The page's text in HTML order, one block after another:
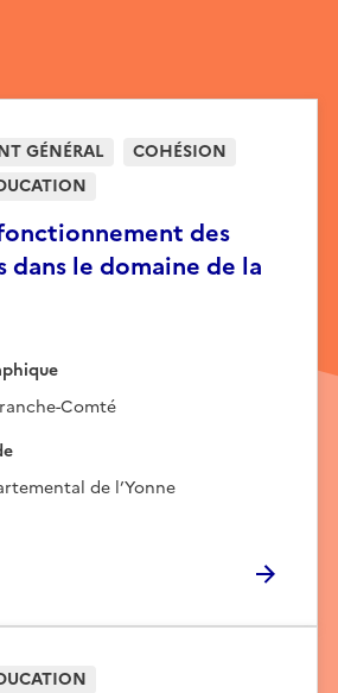
des
dans le domaine de la
GÉNÉRAL
COHÉSION
Comté
de l’Yonne